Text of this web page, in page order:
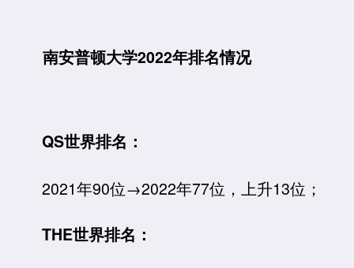
南安普顿大学2022年排名情况
QS世界排名：
2021年90位→2022年77位，上升13位；
THE世界排名：